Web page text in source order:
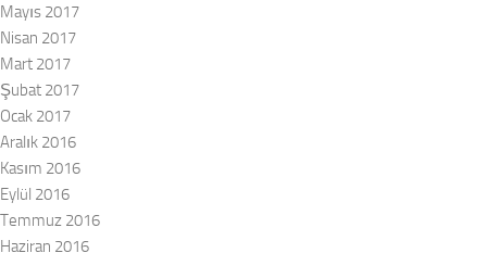
Mayıs 2017
Nisan 2017
Mart 2017
Şubat 2017
Ocak 2017
Aralık 2016
Kasım 2016
Eylül 2016
Temmuz 2016
Haziran 2016